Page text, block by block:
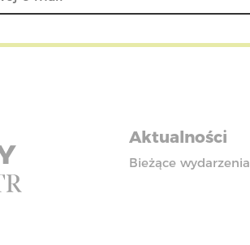
Aktualności
Bieżące wydarzenia